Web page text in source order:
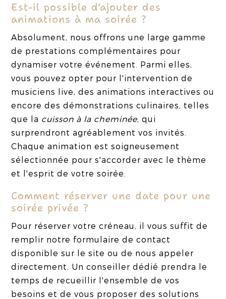
Est-il possible d'ajouter des
animations à ma soirée ?
Absolument, nous offrons une large gamme
de prestations complémentaires pour
dynamiser votre événement. Parmi elles,
vous pouvez opter pour l'intervention de
musiciens live, des animations interactives ou
encore des démonstrations culinaires, telles
que la cuisson à la cheminée, qui
surprendront agréablement vos invités.
Chaque animation est soigneusement
sélectionnée pour s'accorder avec le thème
et l'esprit de votre soirée.
Comment réserver une date pour une
soirée privée ?
Pour réserver votre créneau, il vous suffit de
remplir notre formulaire de contact
disponible sur le site ou de nous appeler
directement. Un conseiller dédié prendra le
temps de recueillir l'ensemble de vos
besoins et de vous proposer des solutions